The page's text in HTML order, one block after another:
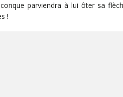
parviendra à lui ôter sa
!